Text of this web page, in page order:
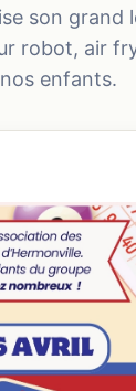
son grand
robot, air
enfants.